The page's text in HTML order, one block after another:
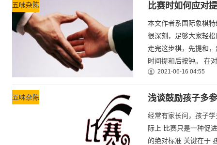
五味杂陈 比赛时如何应对
本文作者系国际象棋
很深刻，足够大家轻
走完这步棋，先提和
时间提和后按钟。 在
2021-06-16 04:55
五味杂陈 浅谈鼓励孩子多
经常有家长问，孩子
际上 比赛只是一种促
的绝对标准 关键在于